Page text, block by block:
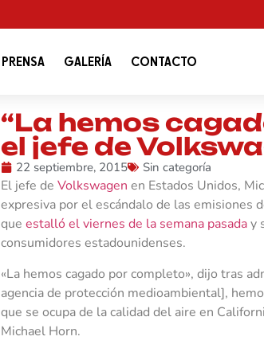
PRENSA GALERÍA CONTACTO
“La hemos
el jefe de
22 septiembre, 2015 Sin categoría
El jefe de Volkswagen en Estados Unidos,
expresiva por el escándalo de las emisiones
que estalló el viernes de la semana pasaday
consumidores estadounidenses.
«La hemos cagado por completo», dijo tras
agencia de protección medioambiental],
que se ocupa de la calidad del aire en
Michael Horn.